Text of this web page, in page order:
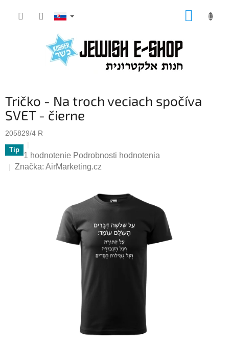
Tričko - Na troch veciach spočíva
SVET - čierne
205829/4 R
Tip
Priemerné
hodnotenie
hviezdičiek.
1 hodnotenie Podrobnosti hodnotenia
Značka: AirMarketing.cz